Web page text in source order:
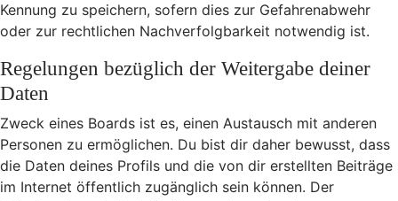
Kennung zu speichern, sofern dies zur Gefahrenabwehr
oder zur rechtlichen Nachverfolgbarkeit notwendig ist.
Regelungen bezüglich der Weitergabe deiner
Daten
Zweck eines Boards ist es, einen Austausch mit anderen
Personen zu ermöglichen. Du bist dir daher bewusst, dass
die Daten deines Profils und die von dir erstellten Beiträge
im Internet öffentlich zugänglich sein können. Der